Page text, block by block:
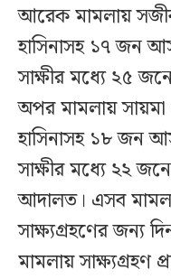
আরেক মামলায়
হাসিনাসহ ১৭ জন
সাক্ষীর মধ্যে ২৫
অপর মামলায়
হাসিনাসহ ১৮ জন
সাক্ষীর মধ্যে ২২
আদালত। এসব
সাক্ষ্যগ্রহণের জন্য
মামলায় সাক্ষ্যগ্রহণ